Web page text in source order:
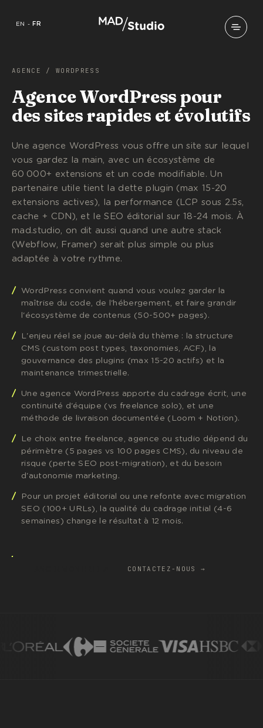
EN - FR
AGENCE / WORDPRESS
Agence WordPress pour
des sites rapides et évolutifs
Une agence WordPress vous offre un site sur lequel
vous gardez la main, avec un écosystème de
60 000+ extensions et un code modifiable. Un
partenaire utile tient la dette plugin (max 15-20
extensions actives), la performance (LCP sous 2.5s,
cache + CDN), et le SEO éditorial sur 18-24 mois. À
mad.studio, on dit aussi quand une autre stack
(Webflow, Framer) serait plus simple ou plus
adaptée à votre rythme.
WordPress convient quand vous voulez garder la
maîtrise du code, de l'hébergement, et faire grandir
l'écosystème de contenus (50-500+ pages).
L'enjeu réel se joue au-delà du thème : la structure
CMS (custom post types, taxonomies, ACF), la
gouvernance des plugins (max 15-20 actifs) et la
maintenance trimestrielle.
Une agence WordPress apporte du cadrage écrit, une
continuité d'équipe (vs freelance solo), et une
méthode de livraison documentée (Loom + Notion).
Le choix entre freelance, agence ou studio dépend du
périmètre (5 pages vs 100 pages CMS), du niveau de
risque (perte SEO post-migration), et du besoin
d'autonomie marketing.
Pour un projet éditorial ou une refonte avec migration
SEO (100+ URLs), la qualité du cadrage initial (4-6
semaines) change le résultat à 12 mois.
CONTACTEZ-NOUS →